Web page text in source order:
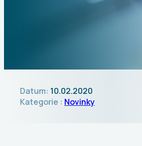
Datum: 10.02.2020
Kategorie : Novinky